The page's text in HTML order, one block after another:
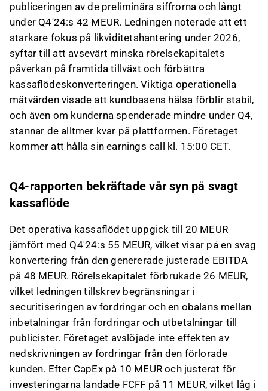
publiceringen av de preliminära siffrorna och långt
under Q4'24:s 42 MEUR. Ledningen noterade att ett
starkare fokus på likviditetshantering under 2026,
syftar till att avsevärt minska rörelsekapitalets
påverkan på framtida tillväxt och förbättra
kassaflödeskonverteringen. Viktiga operationella
mätvärden visade att kundbasens hälsa förblir stabil,
och även om kunderna spenderade mindre under Q4,
stannar de alltmer kvar på plattformen. Företaget
kommer att hålla sin earnings call kl. 15:00 CET.
Q4-rapporten bekräftade vår syn på svagt
kassaflöde
Det operativa kassaflödet uppgick till 20 MEUR
jämfört med Q4'24:s 55 MEUR, vilket visar på en svag
konvertering från den genererade justerade EBITDA
på 48 MEUR. Rörelsekapitalet förbrukade 26 MEUR,
vilket ledningen tillskrev begränsningar i
securitiseringen av fordringar och en obalans mellan
inbetalningar från fordringar och utbetalningar till
publicister. Företaget avslöjade inte effekten av
nedskrivningen av fordringar från den förlorade
kunden. Efter CapEx på 10 MEUR och justerat för
investeringarna landade FCFF på 11 MEUR, vilket låg i